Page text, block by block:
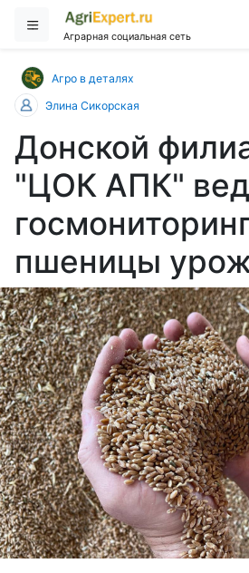
Аграрная социальная сеть
Агро в деталях
Элина Сикорская
Донской
"ЦОК АПК"
пшеницы